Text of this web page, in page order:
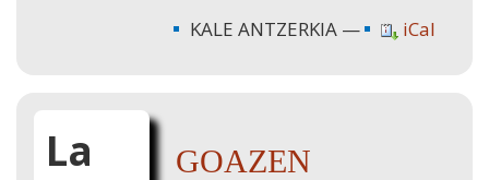
KALE ANTZERKIA iCal
La GOAZEN